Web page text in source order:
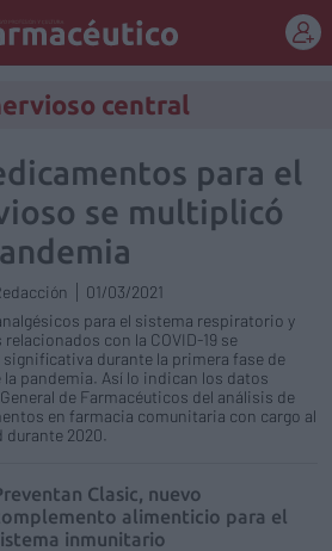
central
para el
se multiplicó
01/03/2021
para el sistema respiratorio y
con la COVID-19 se
durante la primera fase de
pandemia. Así lo indican los datos
de Farmacéuticos del análisis de
en farmacia comunitaria con cargo al
durante 2020.
Clasic, nuevo
alimenticio para el
inmunitario